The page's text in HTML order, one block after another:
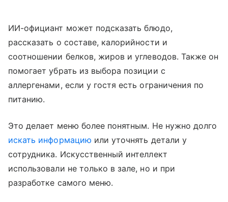
ИИ-официант может подсказать блюдо,
рассказать о составе, калорийности и
соотношении белков, жиров и углеводов. Также он
помогает убрать из выбора позиции с
аллергенами, если у гостя есть ограничения по
питанию.
Это делает меню более понятным. Не нужно долго
искать информацию или уточнять детали у
сотрудника. Искусственный интеллект
использовали не только в зале, но и при
разработке самого меню.